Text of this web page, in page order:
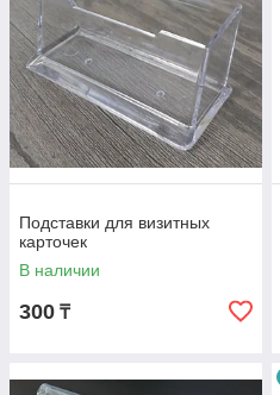
Подставки для визитных
карточек
В наличии
300 ₸